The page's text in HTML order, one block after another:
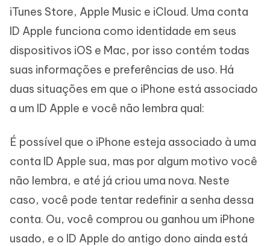
iTunes Store, Apple Music e iCloud. Uma conta
ID Apple funciona como identidade em seus
dispositivos iOS e Mac, por isso contém todas
suas informações e preferências de uso. Há
duas situações em que o iPhone está associado
a um ID Apple e você não lembra qual:
É possível que o iPhone esteja associado à uma
conta ID Apple sua, mas por algum motivo você
não lembra, e até já criou uma nova. Neste
caso, você pode tentar redefinir a senha dessa
conta. Ou, você comprou ou ganhou um iPhone
usado, e o ID Apple do antigo dono ainda está